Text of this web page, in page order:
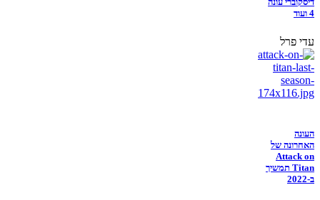
4 ועוד
עדי פרל
העונה
האחרונה של
Attack on
Titan תמשיך
ב-2022